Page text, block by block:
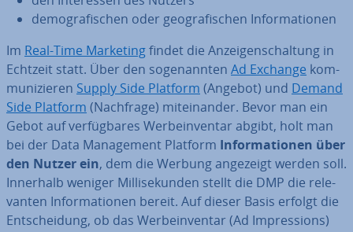
de­mo­gra­fi­schen oder geo­gra­fi­schen In­for­ma­tio­nen
Im Real-Time Marketingfindet die An­zei­gen­schal­tung in
Echtzeit statt. Über den so­ge­nann­ten Ad Exchange kom­
mu­ni­zie­ren Supply Side Platform (Angebot) und Demand
Side Platform (Nachfrage) mit­ein­an­der. Bevor man ein
Gebot auf ver­füg­ba­res Wer­be­in­ven­tar abgibt, holt man
bei der Data Ma­nage­ment Platform In­for­ma­tio­nen über
den Nutzer ein, dem die Werbung angezeigt werden soll.
Innerhalb weniger Mil­li­se­kun­den stellt die DMP die re­le­
van­ten In­for­ma­tio­nen bereit. Auf dieser Basis erfolgt die
Ent­schei­dung, ob das Wer­be­in­ven­tar (Ad Im­pres­si­ons)